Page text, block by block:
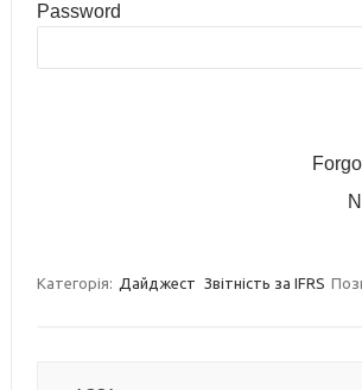
Password
Категорія: Дайджест Звітність за IFRS